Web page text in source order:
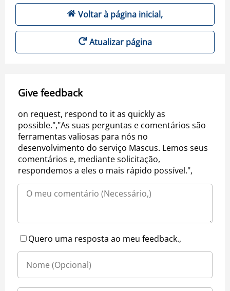
Voltar à página inicial,
Atualizar página
Give feedback
on request, respond to it as quickly as
possible.","As suas perguntas e comentários são
ferramentas valiosas para nós no
desenvolvimento do serviço Mascus. Lemos seus
comentários e, mediante solicitação,
respondemos a eles o mais rápido possível.",
Quero uma resposta ao meu feedback.,